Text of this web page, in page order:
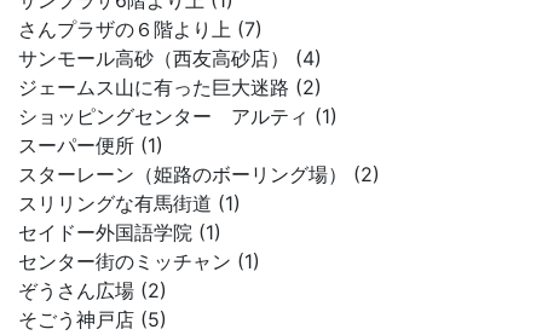
さんプラザの６階より上 (7)
サンモール高砂（西友高砂店） (4)
ジェームス山に有った巨大迷路 (2)
ショッピングセンター アルティ (1)
スーパー便所 (1)
スターレーン（姫路のボーリング場） (2)
スリリングな有馬街道 (1)
セイドー外国語学院 (1)
センター街のミッチャン (1)
ぞうさん広場 (2)
そごう神戸店 (5)